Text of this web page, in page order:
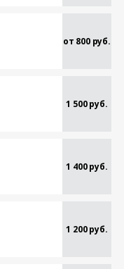
от 800 руб.
1 500 руб.
1 400 руб.
1 200 руб.